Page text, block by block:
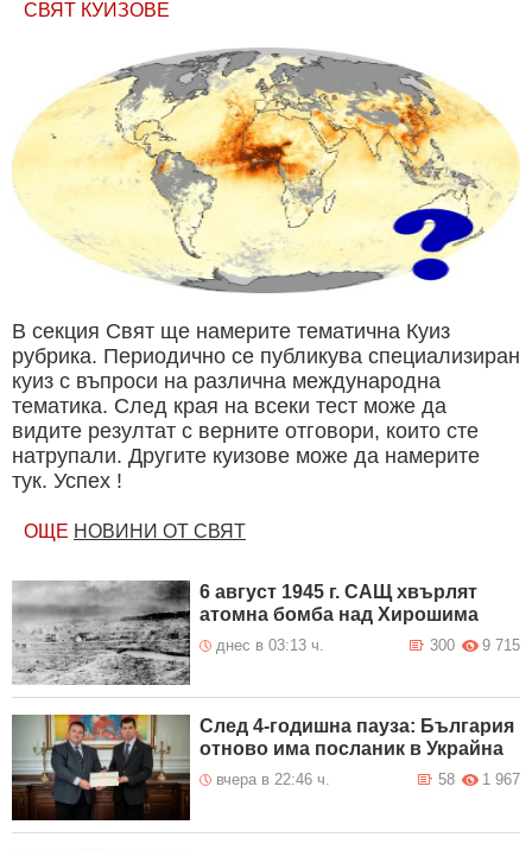
СВЯТ КУИЗОВЕ
В секция Свят ще намерите тематична Куиз
рубрика. Периодично се публикува специализиран
куиз с въпроси на различна международна
тематика. След края на всеки тест може да
видите резултат с верните отговори, които сте
натрупали. Другите куизове може да намерите
тук. Успех !
ОЩЕ НОВИНИ ОТ СВЯТ
6 август 1945 г. САЩ хвърлят
атомна бомба над Хирошима
днес в 03:13 ч. 9 715
300
След 4-годишна пауза: България
отново има посланик в Украйна
вчера в 22:46 ч. 1 967
58